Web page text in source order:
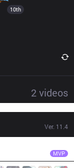
10th
2 videos
Ver. 11.4
MVP